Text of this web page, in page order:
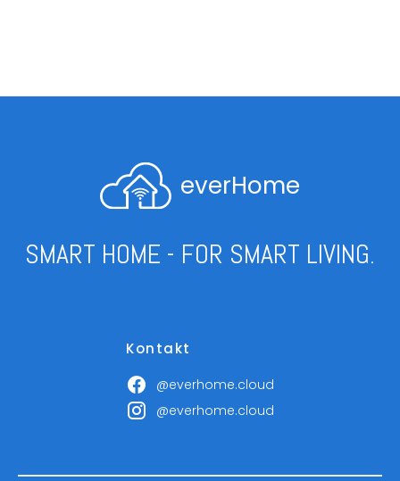
everHome
SMART HOME - FOR SMART LIVING.
Kontakt
@everhome.cloud
@everhome.cloud